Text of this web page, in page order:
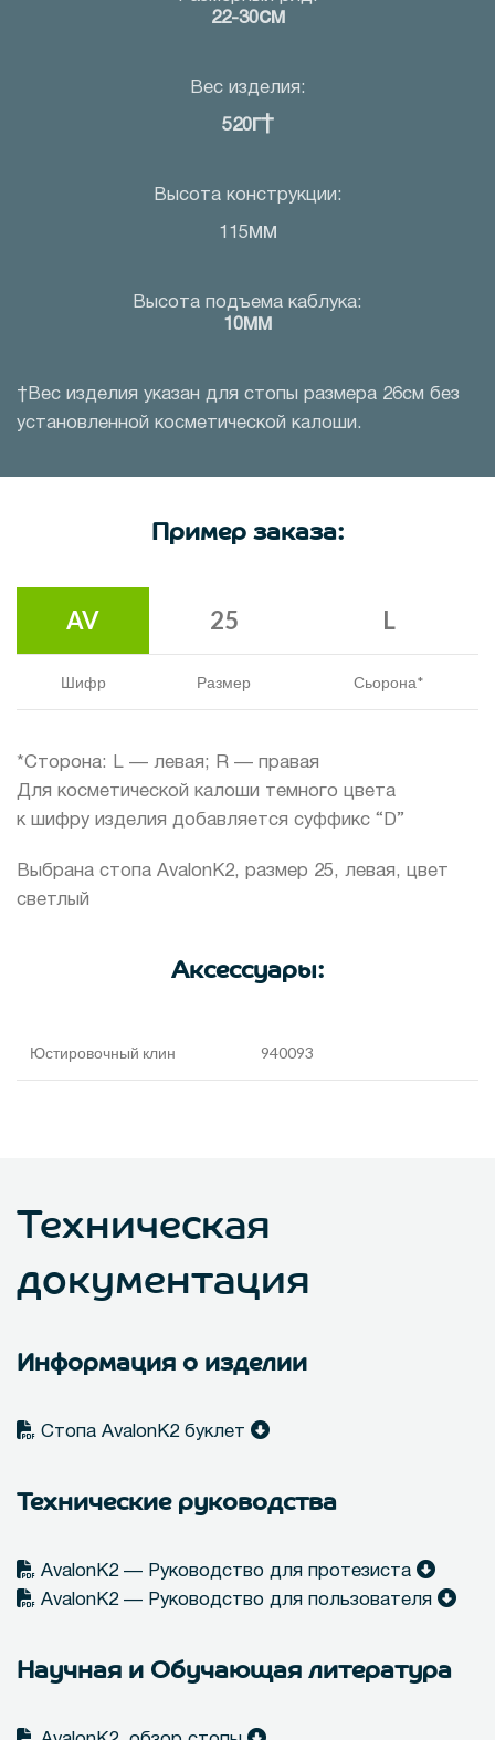
22-30см
Вес изделия:
520г†
Высота конструкции:
115 мм
Высота подъема каблука:
10 мм
†Вес изделия указан для стопы размера 26см без
установленной косметической калоши.
Пример заказа:
AV 25 L
Шифр Размер Сьорона*
*Сторона: L — левая; R — правая
Для косметической калоши темного цвета
к шифру изделия добавляется суффикс “D”
Выбрана стопа AvalonK2, размер 25, левая, цвет
светлый
Аксессуары:
Юстировочный клин 940093
Техническая
документация
Информация о изделии
Стопа AvalonK2 буклет
Технические руководства
AvalonK2 — Руководство для протезиста
AvalonK2 — Руководство для пользователя
Научная и Обучающая литература